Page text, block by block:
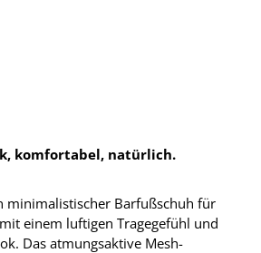
komfortabel, natürlich.
minimalistischer Barfußschuh für
einem luftigen Tragegefühl und
Das atmungsaktive Mesh-